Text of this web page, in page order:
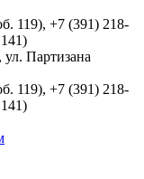
119), +7 (391) 218-
Партизана
119), +7 (391) 218-